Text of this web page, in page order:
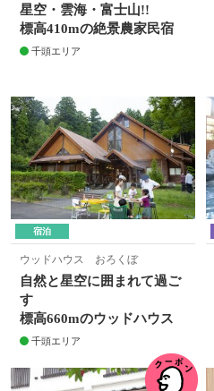
星空・雲海・富士山!!
標高410mの絶景農家民宿
千頭エリア
宿泊
ウッドハウス おろくぼ
自然と星空に囲まれて過ご
す
標高660mのウッドハウス
千頭エリア